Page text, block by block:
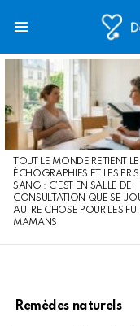
LATEST
STORIES
TOUT LE MONDE RETIENT
ÉCHOGRAPHIES ET LES
SANG : C’EST EN SALLE DE
CONSULTATION QUE SE
AUTRE CHOSE POUR LES
MAMANS
Remèdes naturels